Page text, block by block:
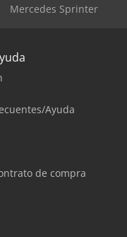
Mercedes Sprinter
Ayuda
de compra